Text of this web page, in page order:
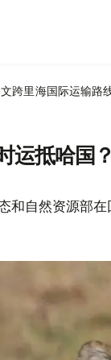
跨里海国际运输路
运抵哈国
和自然资源部